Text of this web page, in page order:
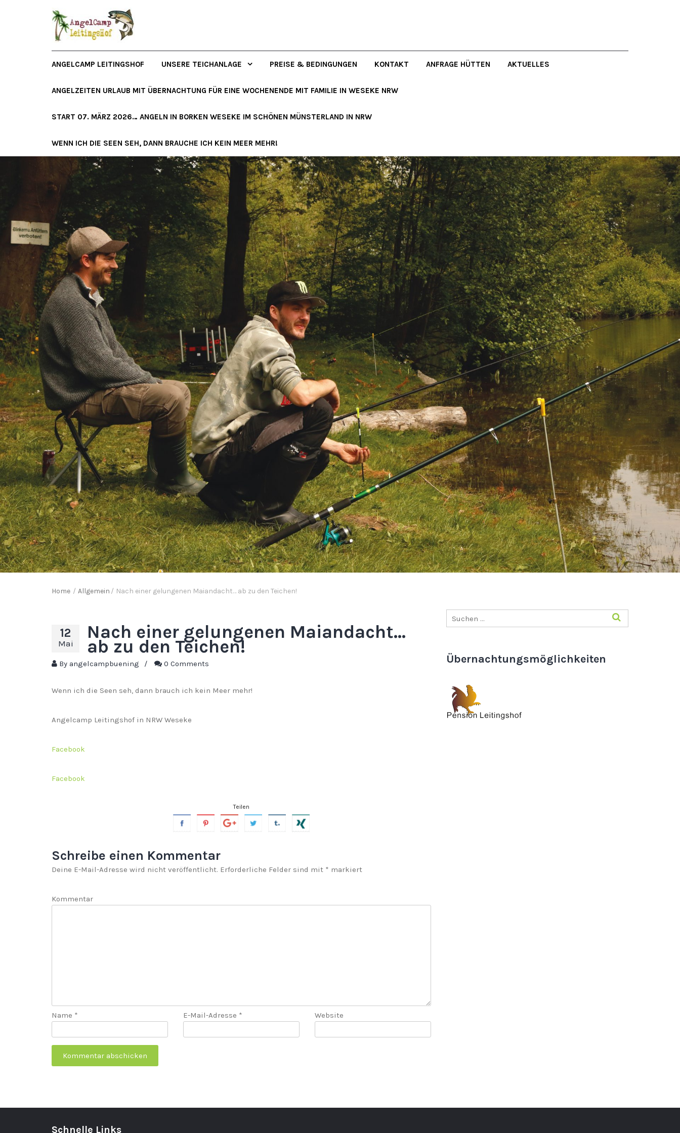
ANGELCAMP LEITINGSHOF UNSERE TEICHANLAGE PREISE & BEDINGUNGEN KONTAKT ANFRAGE HÜTTEN AKTUELLES
ANGELZEITEN URLAUB MIT ÜBERNACHTUNG FÜR EINE WOCHENENDE MIT FAMILIE IN WESEKE NRW
START 07. MÄRZ 2026… ANGELN IN BORKEN WESEKE IM SCHÖNEN MÜNSTERLAND IN NRW
WENN ICH DIE SEEN SEH, DANN BRAUCHE ICH KEIN MEER MEHR!
Home / Allgemein / Nach einer gelungenen Maiandacht… ab zu den Teichen!
12
Mai
Nach einer gelungenen Maiandacht…
ab zu den Teichen!
By angelcampbuening / 0 Comments
Wenn ich die Seen seh, dann brauch ich kein Meer mehr!
Angelcamp Leitingshof in NRW Weseke
Facebook
Facebook
Teilen
Schreibe einen Kommentar
Deine E-Mail-Adresse wird nicht veröffentlicht. Erforderliche Felder sind mit * markiert
Kommentar
Name * E-Mail-Adresse * Website
Übernachtungsmöglichkeiten
Schnelle Links